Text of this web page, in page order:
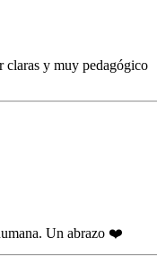
claras y muy pedagógico
Un abrazo ❤️